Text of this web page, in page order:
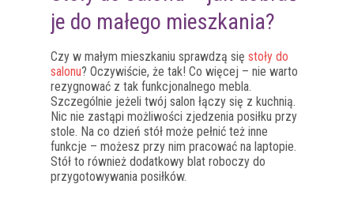
je do małego mieszkania?
Czy w małym mieszkaniu sprawdzą się stoły do
salonu? Oczywiście, że tak! Co więcej – nie warto
rezygnować z tak funkcjonalnego mebla.
Szczególnie jeżeli twój salon łączy się z kuchnią.
Nic nie zastąpi możliwości zjedzenia posiłku przy
stole. Na co dzień stół może pełnić też inne
funkcje – możesz przy nim pracować na laptopie.
Stół to również dodatkowy blat roboczy do
przygotowywania posiłków.